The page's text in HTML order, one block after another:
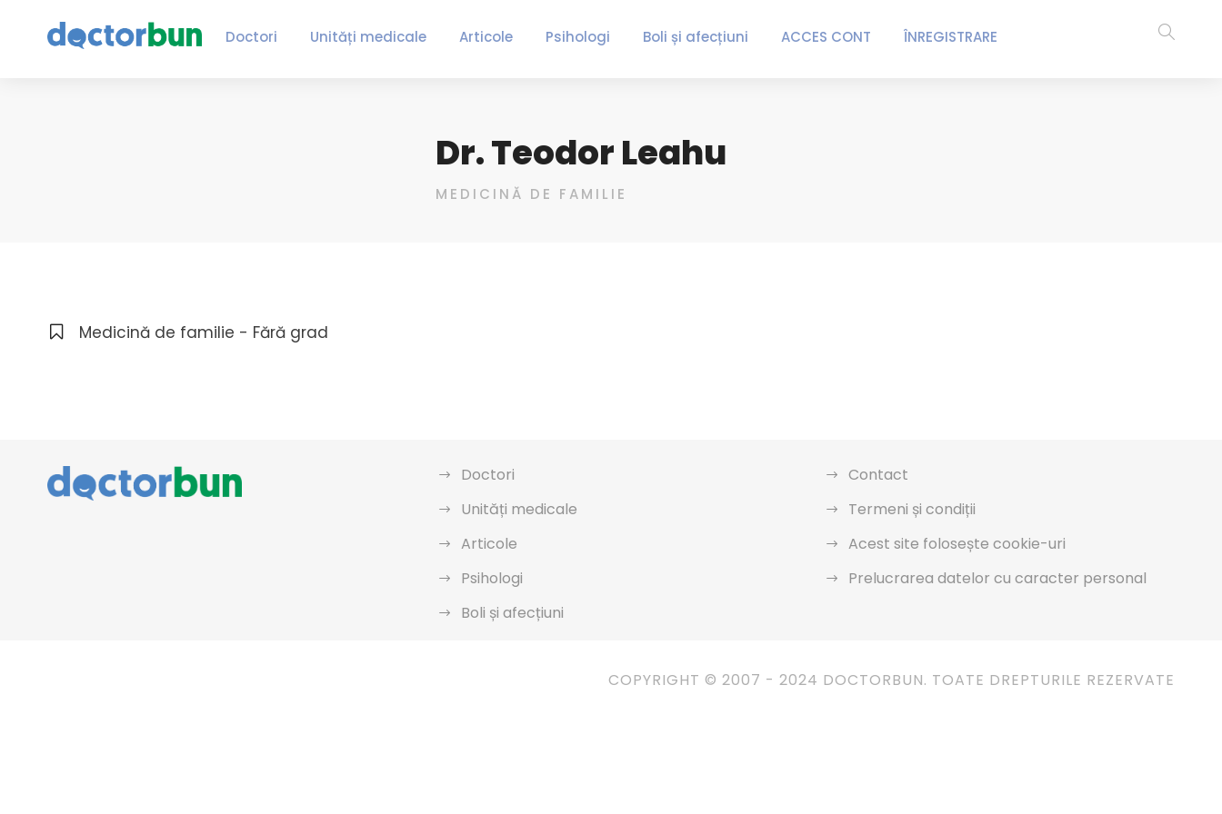
Doctori Unități medicale Articole Psihologi Boli și afecțiuni ACCES CONT ÎNREGISTRARE
Dr. Teodor Leahu
MEDICINĂ DE FAMILIE
Medicină de familie - Fără grad
Doctori
Unități medicale
Articole
Psihologi
Boli și afecțiuni
Contact
Termeni și condiții
Acest site folosește cookie-uri
Prelucrarea datelor cu caracter personal
COPYRIGHT © 2007 - 2024 DOCTORBUN. TOATE DREPTURILE REZERVATE